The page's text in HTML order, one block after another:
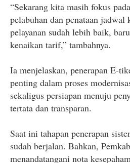
“Sekarang kita masih fokus
pelabuhan dan penataan jadwal
pelayanan sudah lebih baik,
kenaikan tarif,” tambahnya.
Ia menjelaskan, penerapan E-
penting dalam proses
sekaligus persiapan menuju
tertata dan transparan.
Saat ini tahapan penerapan
sudah berjalan. Bahkan,
menandatangani nota